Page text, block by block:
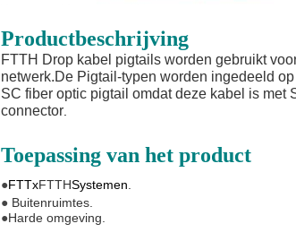
Productbeschrijving
FTTH Drop kabel pigtails worden gebruikt
netwerk.De Pigtail-typen worden ingedeeld
SC fiber optic pigtail omdat deze kabel is met
connector
Toepassing van het product
●FTTxFTTHSystemen
● Buitenruimtes.
●Harde omgeving.